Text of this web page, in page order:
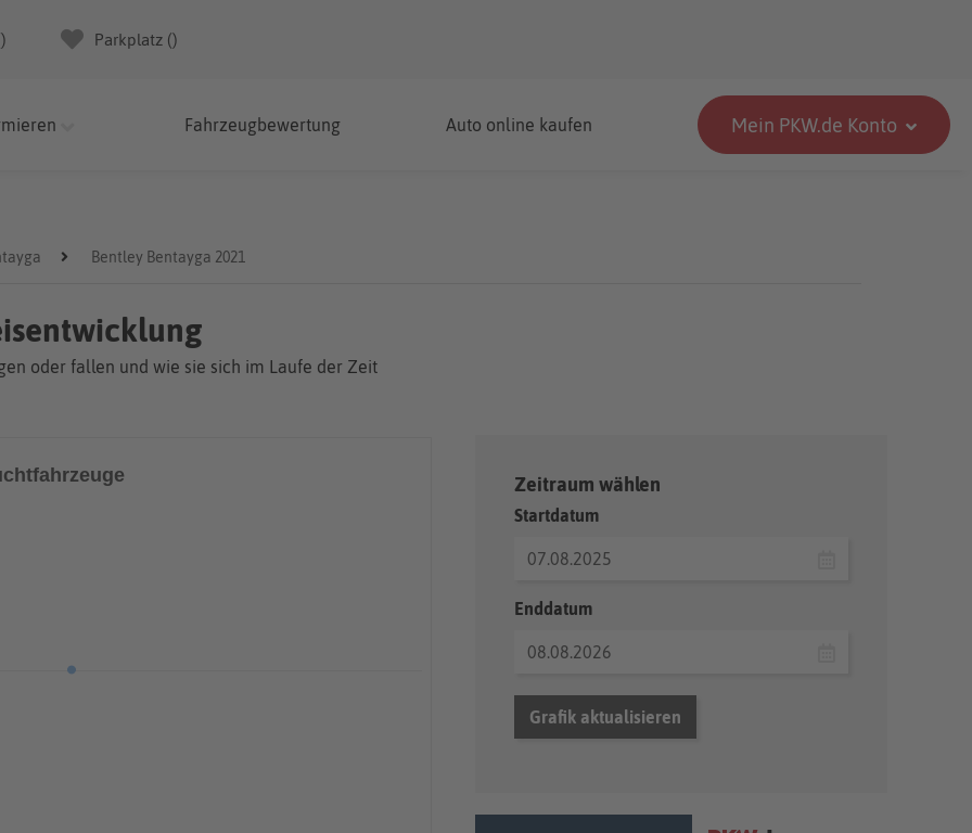
) Parkplatz ()
Fahrzeugbewertung Auto online kaufen Mein PKW.de Konto
Bentley Bentayga 2021
oder fallen und wie sie sich im Laufe der Zeit
Zeitraum wählen
Startdatum
Enddatum
Grafik aktualisieren